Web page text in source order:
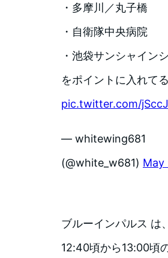
・多摩川／丸子橋
・自衛隊中央病院
・池袋サンシャイン
をポイントに入れてる
pic.twitter.com/
— whitewing681
(@white_w681) May
ブルーインパルス は
12:40頃から13:00頃